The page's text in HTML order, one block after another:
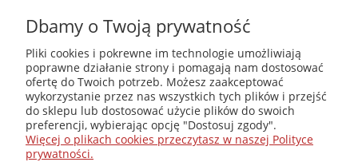
księgarni”
(edycja 2025-
2026)
Księgarnia-Galeria "Nieznany Świat" - internetowy sklep
ezoteryczny online
Zapraszamy również do odwiedzenia naszej księgarni
stacjonarnej przy ul. Kredytowej 2 w Warszawie
Dbamy o Twoją prywatność
Pliki cookies i pokrewne im technologie umożliwiają
poprawne działanie strony i pomagają nam dostosować
ofertę do Twoich potrzeb. Możesz zaakceptować
wykorzystanie przez nas wszystkich tych plików i przejść
do sklepu lub dostosować użycie plików do swoich
preferencji, wybierając opcję "Dostosuj zgody".
Więcej o plikach cookies przeczytasz w naszej Polityce
prywatności.